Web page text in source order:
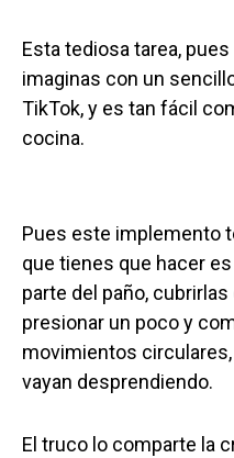
Esta tediosa tarea,
imaginas con un
TikTok, y es tan fácil
cocina.
Pues este implemento
que tienes que hacer
parte del paño,
presionar un poco y
movimientos
vayan desprendiendo.
El truco lo comparte la